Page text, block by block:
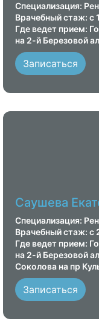
Специализация:
Врачебный стаж: с
Где ведет прием:
на 2-й Березовой
Записаться
Саушева
Специализация:
Врачебный стаж: с
Где ведет прием:
на 2-й Березовой
Соколова на пр
Записаться